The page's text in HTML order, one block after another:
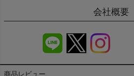
会社概要
商品レビュー